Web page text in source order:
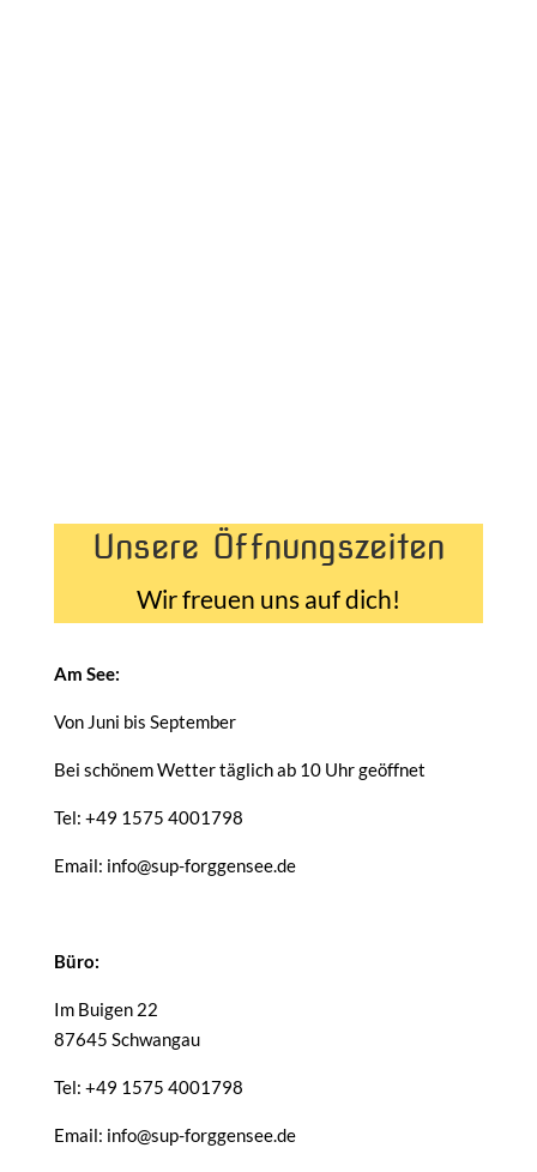
Unsere Öffnungszeiten
Wir freuen uns auf dich!
Am See:
Von Juni bis September
Bei schönem Wetter täglich ab 10 Uhr geöffnet
Tel: +49 1575 4001798
Email: info@sup-forggensee.de
Büro:
Im Buigen 22
87645 Schwangau
Tel: +49 1575 4001798
Email: info@sup-forggensee.de